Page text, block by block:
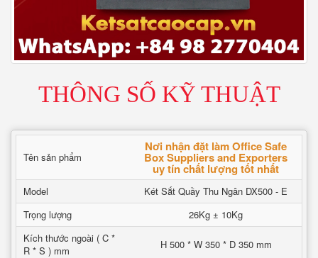
THÔNG SỐ KỸ THUẬT
Tên sản phẩm
Nơi nhận đặt làm Office Safe
Box Suppliers and Exporters
uy tín chất lượng tốt nhất
Model
Két Sắt Quầy Thu Ngân DX500 - E
Trọng lượng
26Kg ± 10Kg
Kích thước ngoài ( C *
R * S ) mm
H 500 * W 350 * D 350 mm